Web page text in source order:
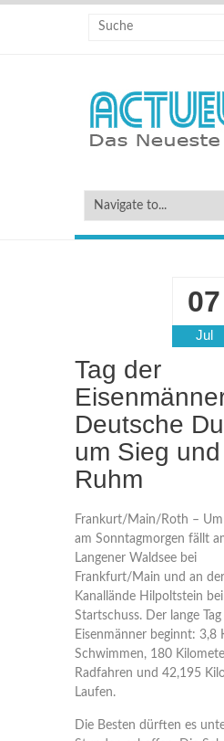
07
Jul
Tag der
Deutsche
um Sieg und
Ruhm
Frankurt/Main/Roth –
am Sonntagmorgen fällt
Langener Waldsee bei
Frankfurt/Main und an der
Kanallände Hilpoltstein
Startschuss. Der lange Tag
Eisenmänner beginnt: 3,8
Schwimmen, 180
Radfahren und 42,195
Laufen.
Die Besten dürften es